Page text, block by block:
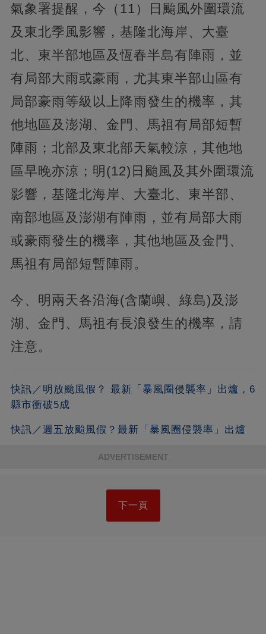
氣象署提醒，今（11）日颱風外圍環流
及東北季風影響，基隆北海岸、大臺
北、東半部地區及恆春半島有陣雨，並
有局部大雨或豪雨，尤其東半部山區有
局部豪雨等級以上降雨發生的機率，其
他地區及澎湖、金門、馬祖有局部短暫
陣雨；北部及東北部天氣較涼，其他地
區早晚亦涼；明(12)日颱風及其外圍環流
影響，基隆北海岸、大臺北、東半部、
南部地區及澎湖有陣雨，並有局部大雨
或豪雨發生的機率，其他地區及金門、
馬祖有局部短暫陣雨。
今、明兩天各沿海(含蘭嶼、綠島)及澎
湖、金門、馬祖有長浪發生的機率，請
注意。
快訊／明放颱風假？ 最新「暴風圈侵襲率」出爐，6
縣市衝破5成
快訊／週五放颱風假？最新「暴風圈侵襲率」出爐
ADVERTISEMENT
下一頁